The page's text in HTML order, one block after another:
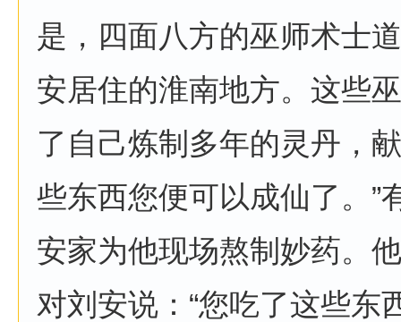
是，四面八方的巫师术士
安居住的淮南地方。这些
了自己炼制多年的灵丹，
些东西您便可以成仙了。”
安家为他现场熬制妙药。
对刘安说：“您吃了这些东